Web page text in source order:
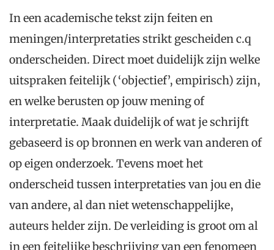
In een academische tekst zijn feiten en
meningen/interpretaties strikt gescheiden c.q
onderscheiden. Direct moet duidelijk zijn welke
uitspraken feitelijk (‘objectief’, empirisch) zijn,
en welke berusten op jouw mening of
interpretatie. Maak duidelijk of wat je schrijft
gebaseerd is op bronnen en werk van anderen of
op eigen onderzoek. Tevens moet het
onderscheid tussen interpretaties van jou en die
van andere, al dan niet wetenschappelijke,
auteurs helder zijn. De verleiding is groot om al
in een feitelijke beschrijving van een fenomeen